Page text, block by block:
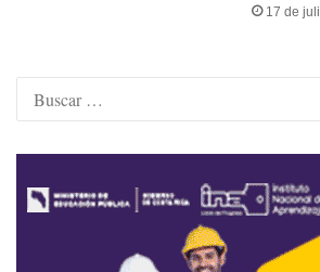
17 de